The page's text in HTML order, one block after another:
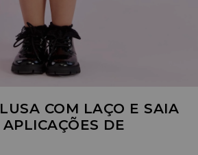
COM LAÇO E SAIA
DE